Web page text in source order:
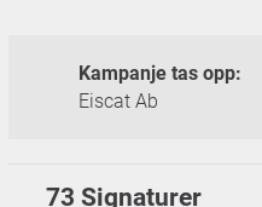
Kampanje tas opp:
Eiscat Ab
73 Signaturer